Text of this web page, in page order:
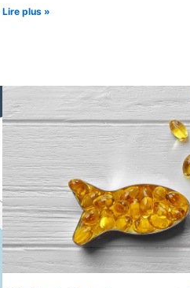
Lire plus »